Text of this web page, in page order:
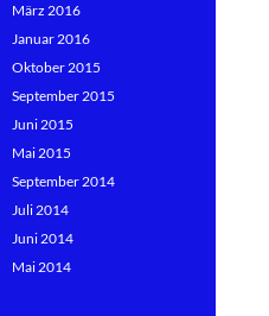
März 2016
Januar 2016
Oktober 2015
September 2015
Juni 2015
Mai 2015
September 2014
Juli 2014
Juni 2014
Mai 2014